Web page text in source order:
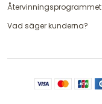
Återvinningsprogrammet
Vad säger kunderna?